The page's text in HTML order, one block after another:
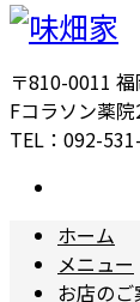
〒810-0011
Fコラソン薬院
TEL：092-
ホーム
メニュー
お店のご